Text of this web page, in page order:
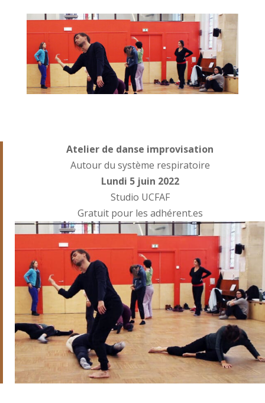
Atelier de danse improvisation
Autour du système respiratoire
Lundi 5 juin 2022
Studio UCFAF
Gratuit pour les adhérent.es